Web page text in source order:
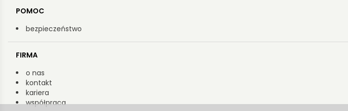
POMOC
bezpieczeństwo
FIRMA
o nas
kontakt
kariera
współpraca